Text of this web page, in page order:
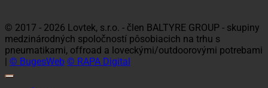
© 2017 - 2026 Lovtek, s.r.o. - člen BALTYRE GROUP - skupiny
medzinárodných spoločností pôsobiacich na trhu s
pneumatikami, offroad a loveckými/outdoorovými potrebami
| © BugesWeb © RAPA Digital